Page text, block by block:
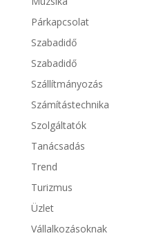
Párkapcsolat
Szabadidő
Szabadidő
Szállítmányozás
Számítástechnika
Szolgáltatók
Tanácsadás
Trend
Turizmus
Üzlet
Vállalkozásoknak